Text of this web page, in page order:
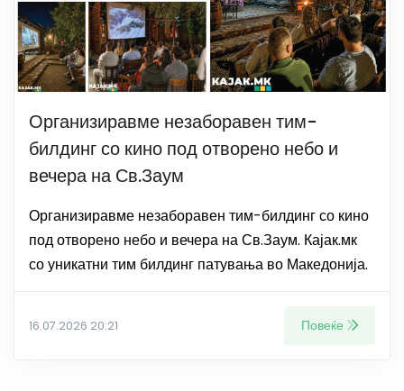
Организиравме незаборавен тим-
билдинг со кино под отворено небо и
вечера на Св.Заум
Организиравме незаборавен тим-билдинг со кино
под отворено небо и вечера на Св.Заум. Кајак.мк
со уникатни тим билдинг патувања во Македонија.
16.07.2026 20:21 Повеќе